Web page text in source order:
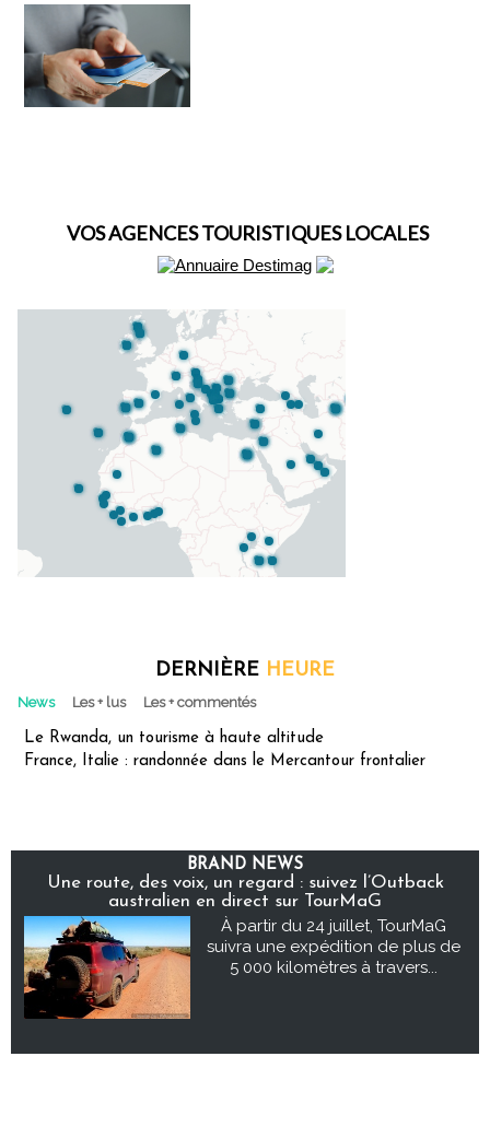
VOS AGENCES TOURISTIQUES LOCALES
DERNIÈRE HEURE
News Les + lus Les + commentés
Le Rwanda, un tourisme à haute altitude
France, Italie : randonnée dans le Mercantour frontalier
BRAND NEWS
Une route, des voix, un regard : suivez l’Outback
australien en direct sur TourMaG
À partir du 24 juillet, TourMaG
suivra une expédition de plus de
5 000 kilomètres à travers...